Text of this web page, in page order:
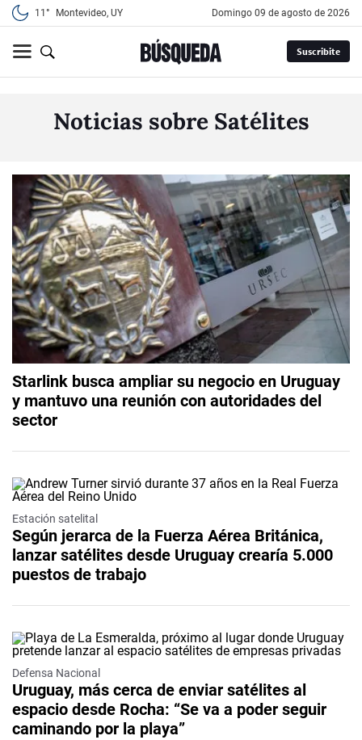
11° Montevideo, UY domingo 09 de agosto de 2026
Suscribite
Noticias sobre Satélites
Starlink busca ampliar su negocio en Uruguay
y mantuvo una reunión con autoridades del
sector
Estación satelital
Según jerarca de la Fuerza Aérea Británica,
lanzar satélites desde Uruguay crearía 5.000
puestos de trabajo
Defensa Nacional
Uruguay, más cerca de enviar satélites al
espacio desde Rocha: “Se va a poder seguir
caminando por la playa”